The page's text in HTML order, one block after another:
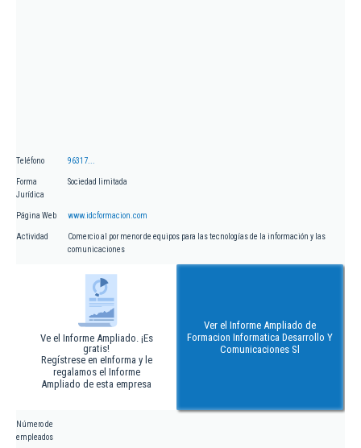
Teléfono 96317...
Forma
Jurídica
Sociedad limitada
Página Web www.idcformacion.com
Actividad
Comercio al por menor de equipos para las tecnologías de la información y las
comunicaciones
Ve el Informe Ampliado. ¡Es
gratis!
Regístrese en eInforma y le
regalamos el Informe
Ampliado de esta empresa
Ver el Informe Ampliado de
Formacion Informatica Desarrollo Y
Comunicaciones Sl
Número de
empleados